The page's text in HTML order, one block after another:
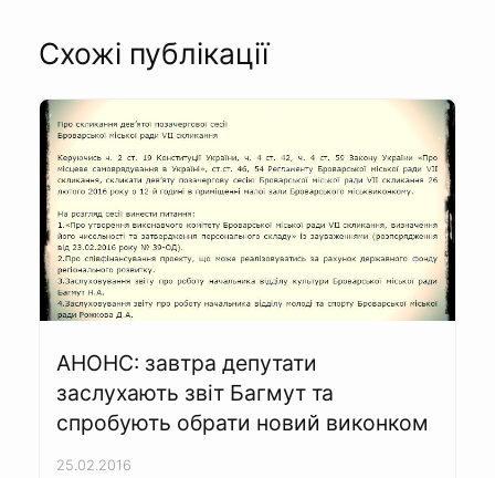
Схожі публікації
АНОНС: завтра депутати
заслухають звіт Багмут та
спробують обрати новий виконком
25.02.2016